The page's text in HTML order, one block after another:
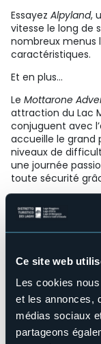
Ce site web
Les cookies
et les annonces,
médias sociaux
partageons
Essayez Alpyland,
vitesse le long de
nombreux menus
caractéristiques.
Et en plus…
Le Mottarone
attraction du Lac
conjuguent avec
accueille le grand
niveaux de
une journée
toute sécurité
Jardin botanique
à admirer.
Autres
d’Orta (site du
d’Orta, Orta San
Baveno et les îles